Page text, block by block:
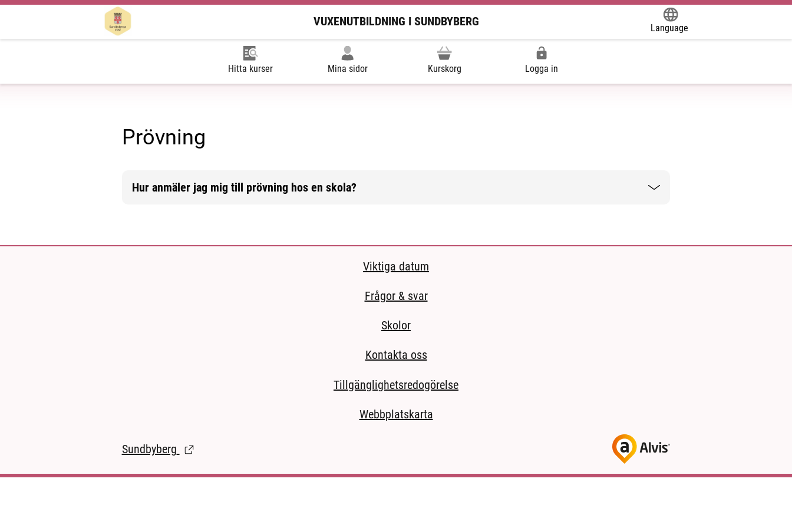
VUXENUTBILDNING I SUNDBYBERG
Language
Hitta kurser Mina sidor Kurskorg Logga in
Prövning
Hur anmäler jag mig till prövning hos en skola?
Mer information
Viktiga datum
Frågor & svar
Skolor
Kontakta oss
Tillgänglighetsredogörelse
Webbplatskarta
Sundbyberg (Länk till extern sida.)